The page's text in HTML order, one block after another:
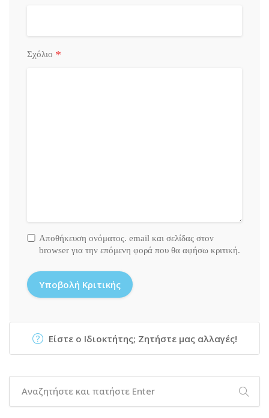
Σχόλιο *
Αποθήκευση ονόματος. email και σελίδας στον
browser για την επόμενη φορά που θα αφήσω κριτική.
Είστε ο Ιδιοκτήτης; Ζητήστε μας αλλαγές!